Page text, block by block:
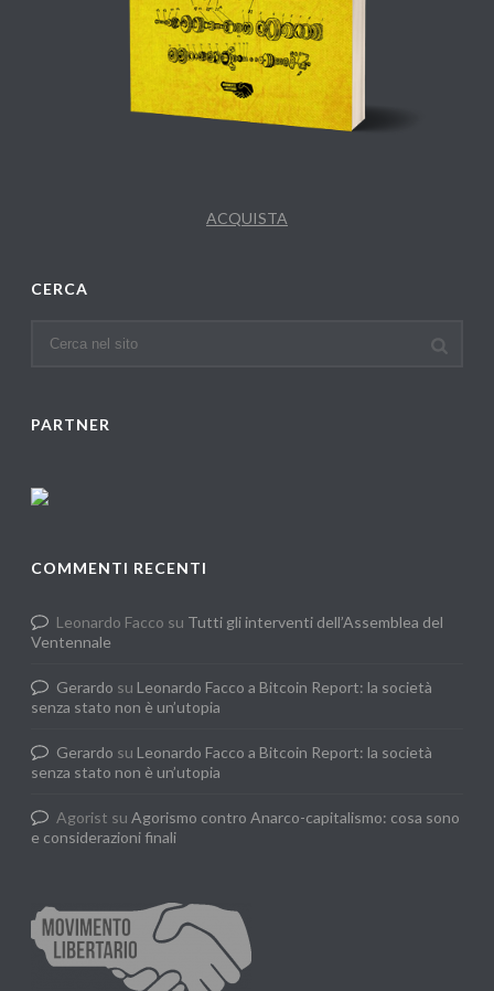
ACQUISTA
CERCA
PARTNER
COMMENTI RECENTI
Leonardo Facco su Tutti gli interventi dell’Assemblea del
Ventennale
Gerardo su Leonardo Facco a Bitcoin Report: la società
senza stato non è un’utopia
Gerardo su Leonardo Facco a Bitcoin Report: la società
senza stato non è un’utopia
Agorist suAgorismo contro Anarco-capitalismo: cosa sono
e considerazioni finali